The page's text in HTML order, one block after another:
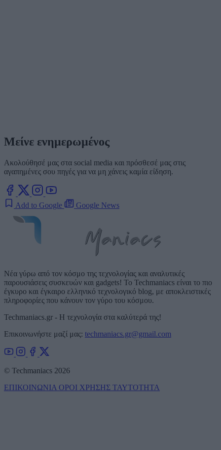
Μείνε ενημερωμένος
Ακολούθησέ μας στα social media και πρόσθεσέ μας στις
αγαπημένες σου πηγές για να μη χάνεις καμία είδηση.
Add to Google Google News
Νέα γύρω από τον κόσμο της τεχνολογίας και αναλυτικές
παρουσιάσεις συσκευών και gadgets! Το Techmaniacs είναι το πιο
έγκυρο και έγκαιρο ελληνικό τεχνολογικό blog, με αποκλειστικές
πληροφορίες που κάνουν τον γύρο του κόσμου.
Techmaniacs.gr - Η τεχνολογία στα καλύτερά της!
Επικοινωνήστε μαζί μας: techmaniacs.gr@gmail.com
© Techmaniacs 2026
ΕΠΙΚΟΙΝΩΝΙΑ ΟΡΟΙ ΧΡΗΣΗΣ ΤΑΥΤΟΤΗΤΑ